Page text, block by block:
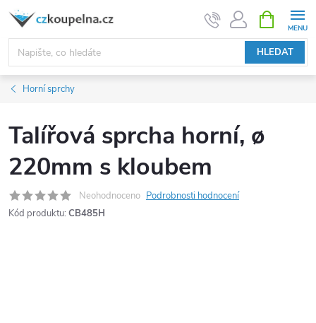
Přejít
obsah
HLEDAT
NÁKUPNÍ
KOŠÍK
Horní sprchy
Talířová sprcha horní, ø
220mm s kloubem
Neohodnoceno Podrobnosti hodnocení
Kód produktu: CB485H